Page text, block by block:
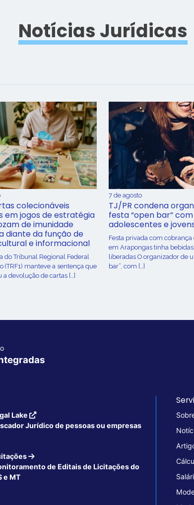
Notícias Jurídicas
colecionáveis
em jogos de estratégia
de imunidade
diante da função de
e informacional
do Tribunal Regional Federal
(TRF1) manteve a sentença que
devolução de cartas […]
7 de agosto
TJ/PR condena
festa “open bar” com
adolescentes e
Festa privada com cobrança
em Arapongas tinha
liberadas O organizador de
bar”, com […]
Lake
Jurídico de pessoas ou empresas
de Editais de Licitações do
e MT